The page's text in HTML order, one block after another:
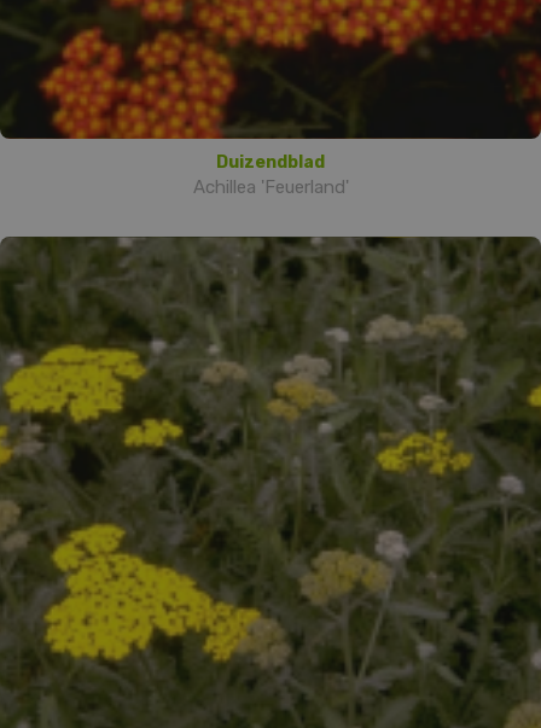
Duizendblad
Achillea 'Feuerland'